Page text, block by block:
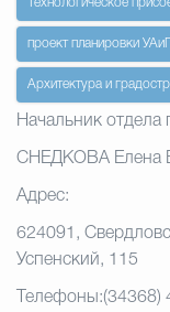
Технологическое
проект планировки УАиГ
Архитектура и
Начальник отдела
СНЕДКОВА Елена
Адрес:
624091,
Успенский, 115